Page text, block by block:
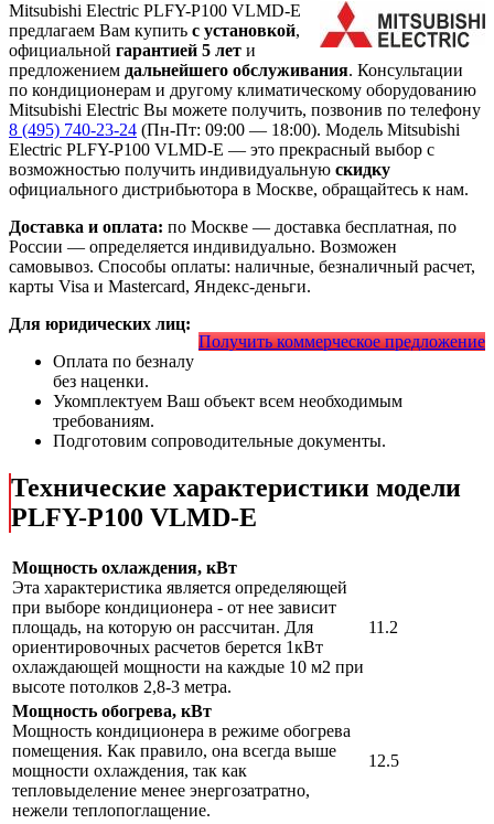
Mitsubishi Electric PLFY-P100 VLMD-E
предлагаем Вам купить с установкой,
официальной гарантией 5 лет и
предложением дальнейшего обслуживания. Консультации
по кондиционерам и другому климатическому оборудованию
Mitsubishi Electric Вы можете получить, позвонив по телефону
8 (495) 740-23-24 (Пн-Пт: 09:00 — 18:00). Модель Mitsubishi
Electric PLFY-P100 VLMD-E — это прекрасный выбор с
возможностью получить индивидуальную скидку
официального дистрибьютора в Москве, обращайтесь к нам.
Доставка и оплата: по Москве — доставка бесплатная, по
России — определяется индивидуально. Возможен
самовывоз. Способы оплаты: наличные, безналичный расчет,
карты Visa и Mastercard, Яндекс-деньги.
Получить коммерческое предложение
Для юридических лиц:
Оплата по безналу
без наценки.
Укомплектуем Ваш объект всем необходимым
требованиям.
Подготовим сопроводительные документы.
Технические характеристики модели
PLFY-P100 VLMD-E
Мощность охлаждения, кВт
Эта характеристика является определяющей
при выборе кондиционера - от нее зависит
площадь, на которую он рассчитан. Для
ориентировочных расчетов берется 1кВт
охлаждающей мощности на каждые 10 м2 при
высоте потолков 2,8-3 метра.
11.2
Мощность обогрева, кВт
Мощность кондиционера в режиме обогрева
помещения. Как правило, она всегда выше
мощности охлаждения, так как
тепловыделение менее энергозатратно,
нежели теплопоглащение.
12.5